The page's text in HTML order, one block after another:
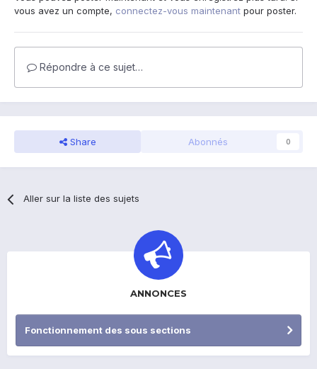
vous avez un compte, connectez-vous maintenant pour poster.
Répondre à ce sujet…
Share Abonnés 0
Aller sur la liste des sujets
ANNONCES
Fonctionnement des sous sections